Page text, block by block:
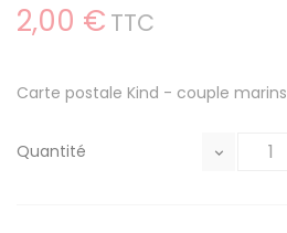
2,00 € TTC
Carte postale Kind - couple marins
Quantité